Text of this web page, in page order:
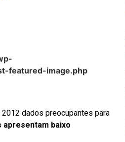
featured-image.php
dados preocupantes para
apresentam baixo